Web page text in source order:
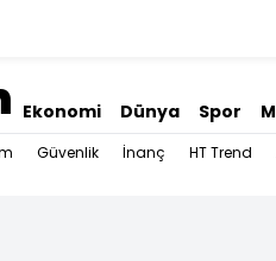
Ekonomi Dünya Spor
Güvenlik İnanç HT Trend